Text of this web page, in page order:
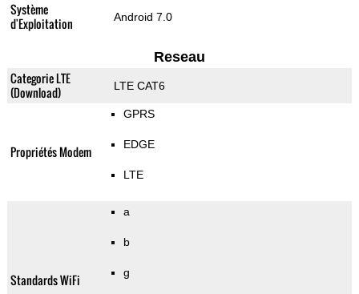
Système
d'Exploitation
Android 7.0
Reseau
Categorie LTE
(Download)
LTE CAT6
Propriétés Modem
GPRS
EDGE
LTE
Standards WiFi
a
b
g